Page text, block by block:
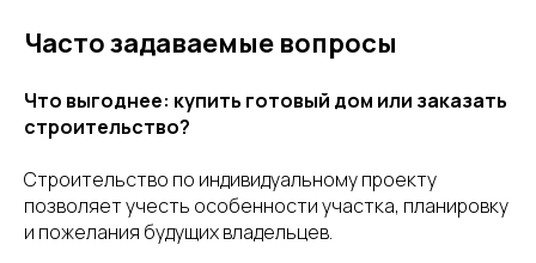
Часто задаваемые вопросы
Что выгоднее: купить готовый дом или заказать
строительство?
Строительство по индивидуальному проекту
позволяет учесть особенности участка, планировку
и пожелания будущих владельцев.